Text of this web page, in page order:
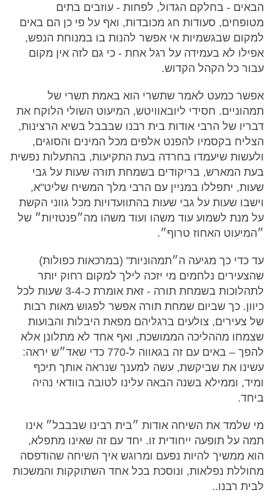
הבאים - בחלקם הגדול, לפחות - עוזבים בתים
מטופחים, סעודות חג מכובדות, ואף על פי כן הם באים
למקום שבגשמיות אי אפשר להנות בו במנוחת הנפש,
אפילו לא בעמידה על רגל אחת - כי גם לזה אין מקום
עבור כל הקהל הקדוש.
אפשר כמעט לאמר שתשרי הוא באמת תשרי של
תמהוניים. חסידי ליובאוויטש, המיעוט השולי הלוקח את
דבריו של הרבי אודות בית רבנו שבבבל בשיא הרצינות,
הצליח בקסמיו להפנט אלפים מכל המינים והסוגים,
ולעשות שיעמדו בחרדה בעת התקיעות, בהתעלות נפשית
בעת המארש, בריקודים בשמחת תורה שעות על גבי
שעות, יתפללו במניין עם הרבי מלך המשיח שליט"א,
וישבו שעות על גבי שעות בהתוועדויות מכל גווני הקשת
על מנת לשמוע עוד משהו ועוד משהו מה״פנטזיות״ של
״המיעוט האחוז טרוף״.
עד כדי כך מגיעה ה״תמהוניות" (במרכאות כפולות)
שהצעירים נלחמים מי יזכה לילך למקום רחוק יותר
לתהלוכות בשמחת תורה - זאת אומרת כ-3-4 שעות לכל
כיוון. כך שביום שמחת תורה אפשר לפגוש מאות רבות
של צעירים, צולעים ברגליהם מפאת היבלות והבועות
שצמחו מההליכה הממושכת, ואף אחד לא מתלונן אלא
להפך – באים עם זה בגאווה ל-770 כדי שאד״ש יראה:
עשינו את שביקשת, עשה למענך שנראה אותך תיכף
ומיד, וממילא בשנה הבאה עלינו לטובה בוודאי נהיה
ביחד.
מי שלמד את השיחה אודות ״בית רבינו שבבבל״ אינו
תמה על תופעה ייחודית זו. יחד עם זה שאינו מתפלא,
הוא ממשיך להיות נפעם ומרוגש איך השיחה שהודפסה
מחוללת נפלאות, ונוסכת בכל אחד השתוקקות והמשכות
לבית רבנו..